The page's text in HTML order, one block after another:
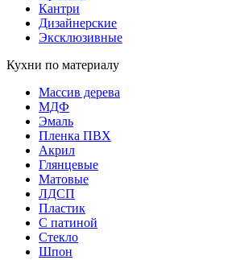
Кантри
Дизайнерские
Эксклюзивные
Кухни по материалу
Массив дерева
МДФ
Эмаль
Пленка ПВХ
Акрил
Глянцевые
Матовые
ЛДСП
Пластик
С патиной
Стекло
Шпон